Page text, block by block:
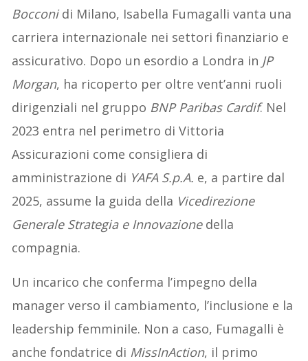
Bocconidi Milano, Isabella Fumagalli vanta una
carriera internazionale nei settori finanziario e
assicurativo. Dopo un esordio a Londra in JP
Morgan, ha ricoperto per oltre vent’anni ruoli
dirigenziali nel gruppo BNP Paribas Cardif. Nel
2023 entra nel perimetro di Vittoria
Assicurazioni come consigliera di
amministrazione di YAFA S.p.A. e, a partire dal
2025, assume la guida della Vicedirezione
Generale Strategia e Innovazionedella
compagnia.
Un incarico che conferma l’impegno della
manager verso il cambiamento, l’inclusione e la
leadership femminile. Non a caso, Fumagalli è
anche fondatrice di MissInAction, il primo